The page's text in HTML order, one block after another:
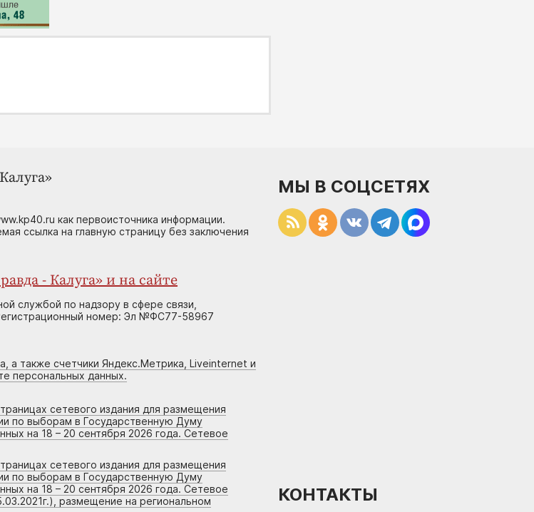
как первоисточника информации.
ссылка на главную страницу без заключения
- Калуга» и на сайте
службой по надзору в сфере связи,
номер: Эл №ФС77-58967
а также счетчики Яндекс.Метрика, Liveinternet и
персональных данных.
сетевого издания для размещения
по выборам в Государственную Думу
на 18 – 20 сентября 2026 года. Сетевое
сетевого издания для размещения
по выборам в Государственную Думу
на 18 – 20 сентября 2026 года. Сетевое
размещение на региональном
МЫ В СОЦСЕТЯХ
КОНТАКТЫ